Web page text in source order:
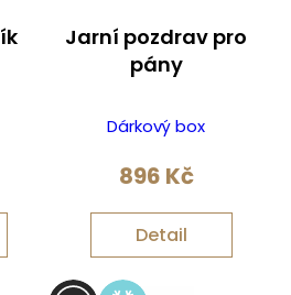
Jarní pozdrav pro
pány
Dárkový box
896 Kč
Detail